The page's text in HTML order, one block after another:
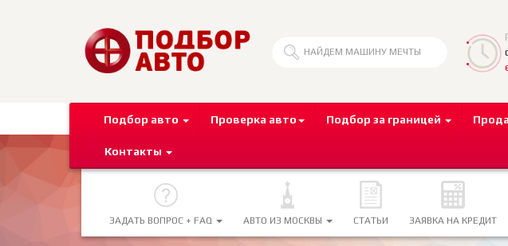
Подбор авто Проверка авто Подбор за границей
Контакты
ЗАДАТЬ ВОПРОС + FAQ АВТО ИЗ МОСКВЫ СТАТЬИ ЗАЯВКА НА КРЕДИТ